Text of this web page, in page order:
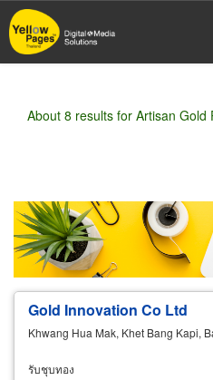
Skip
to
main
About 8 results for Artisan Gold
Wholesale Retail
Exporter/Importer
Gold Innovation Co Ltd
Khwang Hua Mak, Khet Bang Kapi,
รับชุบทอง